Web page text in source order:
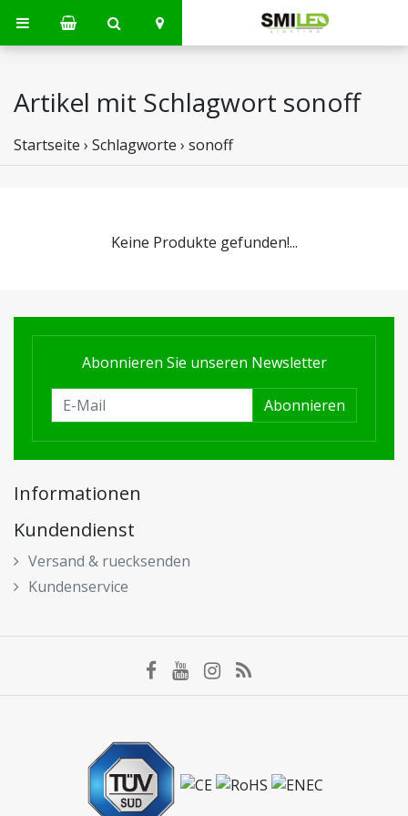
Artikel mit Schlagwort sonoff
Startseite › Schlagworte › sonoff
Keine Produkte gefunden!...
Abonnieren Sie unseren Newsletter
Abonnieren
Informationen
Kundendienst
Versand & ruecksenden
Kundenservice